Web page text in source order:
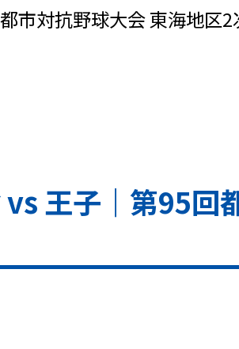
市対抗野球大会 東海地区
vs 王子｜第95回